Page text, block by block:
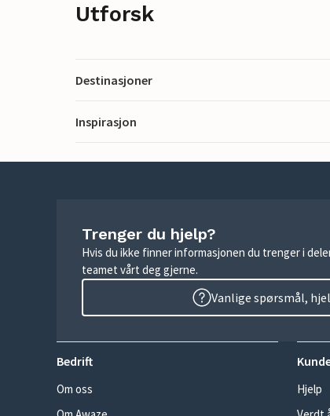
Utforsk
Destinasjoner
Inspirasjon
Trenger du hjelp?
Hvis du ikke finner informasjonen du trenger i
teamet vårt deg gjerne.
Vanlige spørsmål,
Bedrift
Om oss
Hjelp